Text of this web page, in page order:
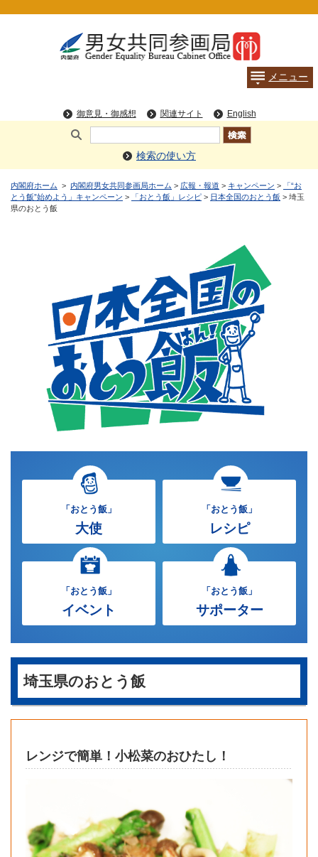
検索の使い方
内閣府ホーム > 内閣府男女共同参画局ホーム > 広報・報道 > キャンペーン >
「“お
とう飯”始めよう」キャンペーン > 「おとう飯」レシピ > 日本全国のおとう飯 > 埼玉
県のおとう飯
「おとう飯」
大使
「おとう飯」
レシピ
「おとう飯」
イベント
「おとう飯」
サポーター
埼玉県のおとう飯
レンジで簡単！小松菜のおひたし！